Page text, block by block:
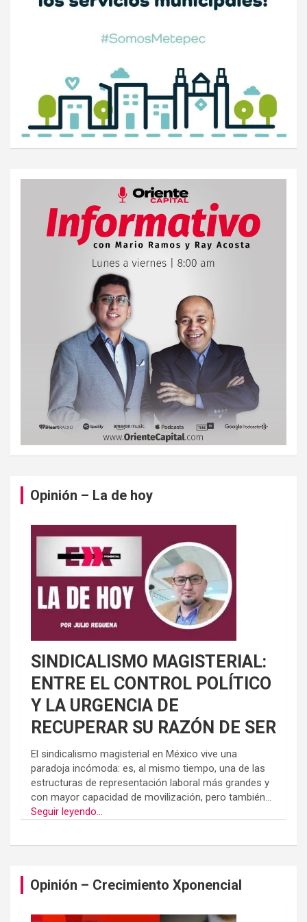
Opinión – La de hoy
SINDICALISMO MAGISTERIAL:
ENTRE EL CONTROL POLÍTICO
Y LA URGENCIA DE
RECUPERAR SU RAZÓN DE SER
El sindicalismo magisterial en México vive una
paradoja incómoda: es, al mismo tiempo, una de las
estructuras de representación laboral más grandes y
con mayor capacidad de movilización, pero también...
Seguir leyendo...
Opinión – Crecimiento Xponencial